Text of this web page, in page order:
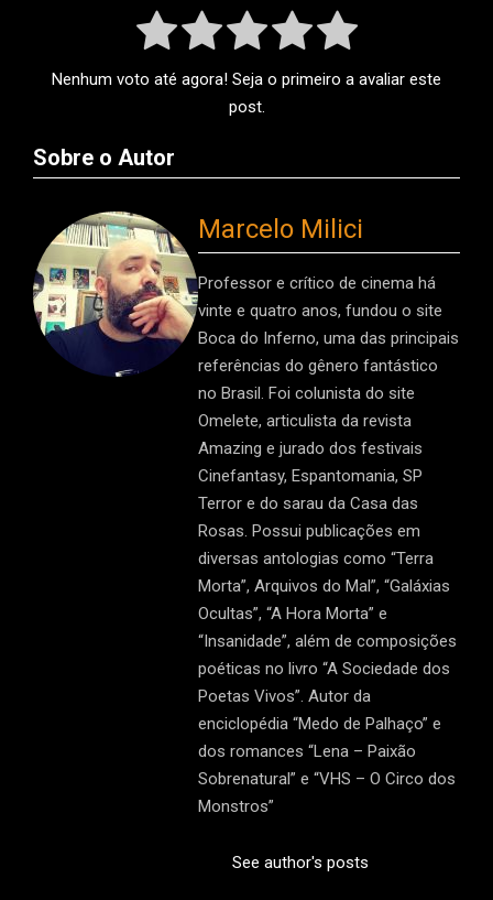
Nenhum voto até agora! Seja o primeiro a avaliar este
post.
Sobre o Autor
Marcelo Milici
Professor e crítico de cinema há
vinte e quatro anos, fundou o site
Boca do Inferno, uma das principais
referências do gênero fantástico
no Brasil. Foi colunista do site
Omelete, articulista da revista
Amazing e jurado dos festivais
Cinefantasy, Espantomania, SP
Terror e do sarau da Casa das
Rosas. Possui publicações em
diversas antologias como “Terra
Morta”, Arquivos do Mal”, “Galáxias
Ocultas”, “A Hora Morta” e
“Insanidade”, além de composições
poéticas no livro “A Sociedade dos
Poetas Vivos”. Autor da
enciclopédia “Medo de Palhaço” e
dos romances “Lena – Paixão
Sobrenatural” e “VHS – O Circo dos
Monstros”
See author's posts